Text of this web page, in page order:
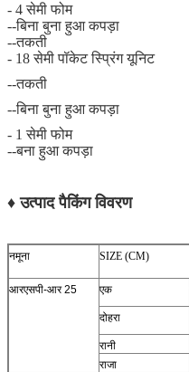
- 4 सेमी फोम
--बिना बुना हुआ कपड़ा
--तकती
- 18 सेमी पॉकेट स्प्रिंग यूनिट
--तकती
--बिना बुना हुआ कपड़ा
- 1 सेमी फोम
--बना हुआ कपड़ा
♦ उत्पाद पैकिंग विवरण
नमूना SIZE (CM)
आरएसपी-आर 25
एक
दोहरा
रानी
राजा